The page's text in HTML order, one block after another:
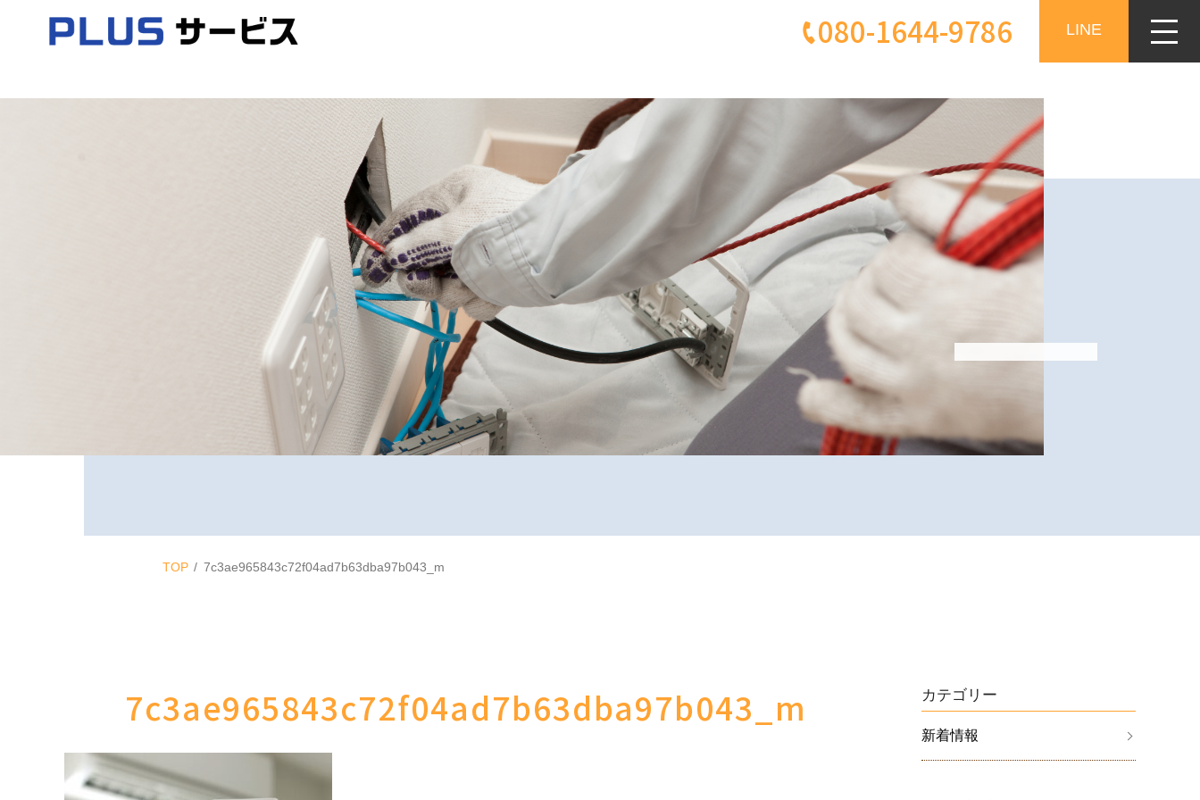
080-1644-9786 LINE
TOP 7c3ae965843c72f04ad7b63dba97b043_m
7c3ae965843c72f04ad7b63dba97b043_m カテゴリー
新着情報